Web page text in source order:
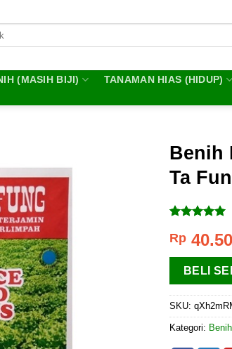
(MASIH BIJI) TANAMAN HIAS (HIDUP)
Benih
Ta
5.00 dari 5
berdasarkan
penilaian
pelanggan
Rp
BELI
SKU:
Kategori: